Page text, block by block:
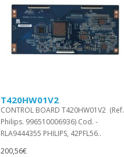
T420HW01V2
CONTROL BOARD T420HW01V2 (Ref.
Philips. 996510006936) Cod. -
RLA9444355 PHILIPS, 42PFL56..
200,56€